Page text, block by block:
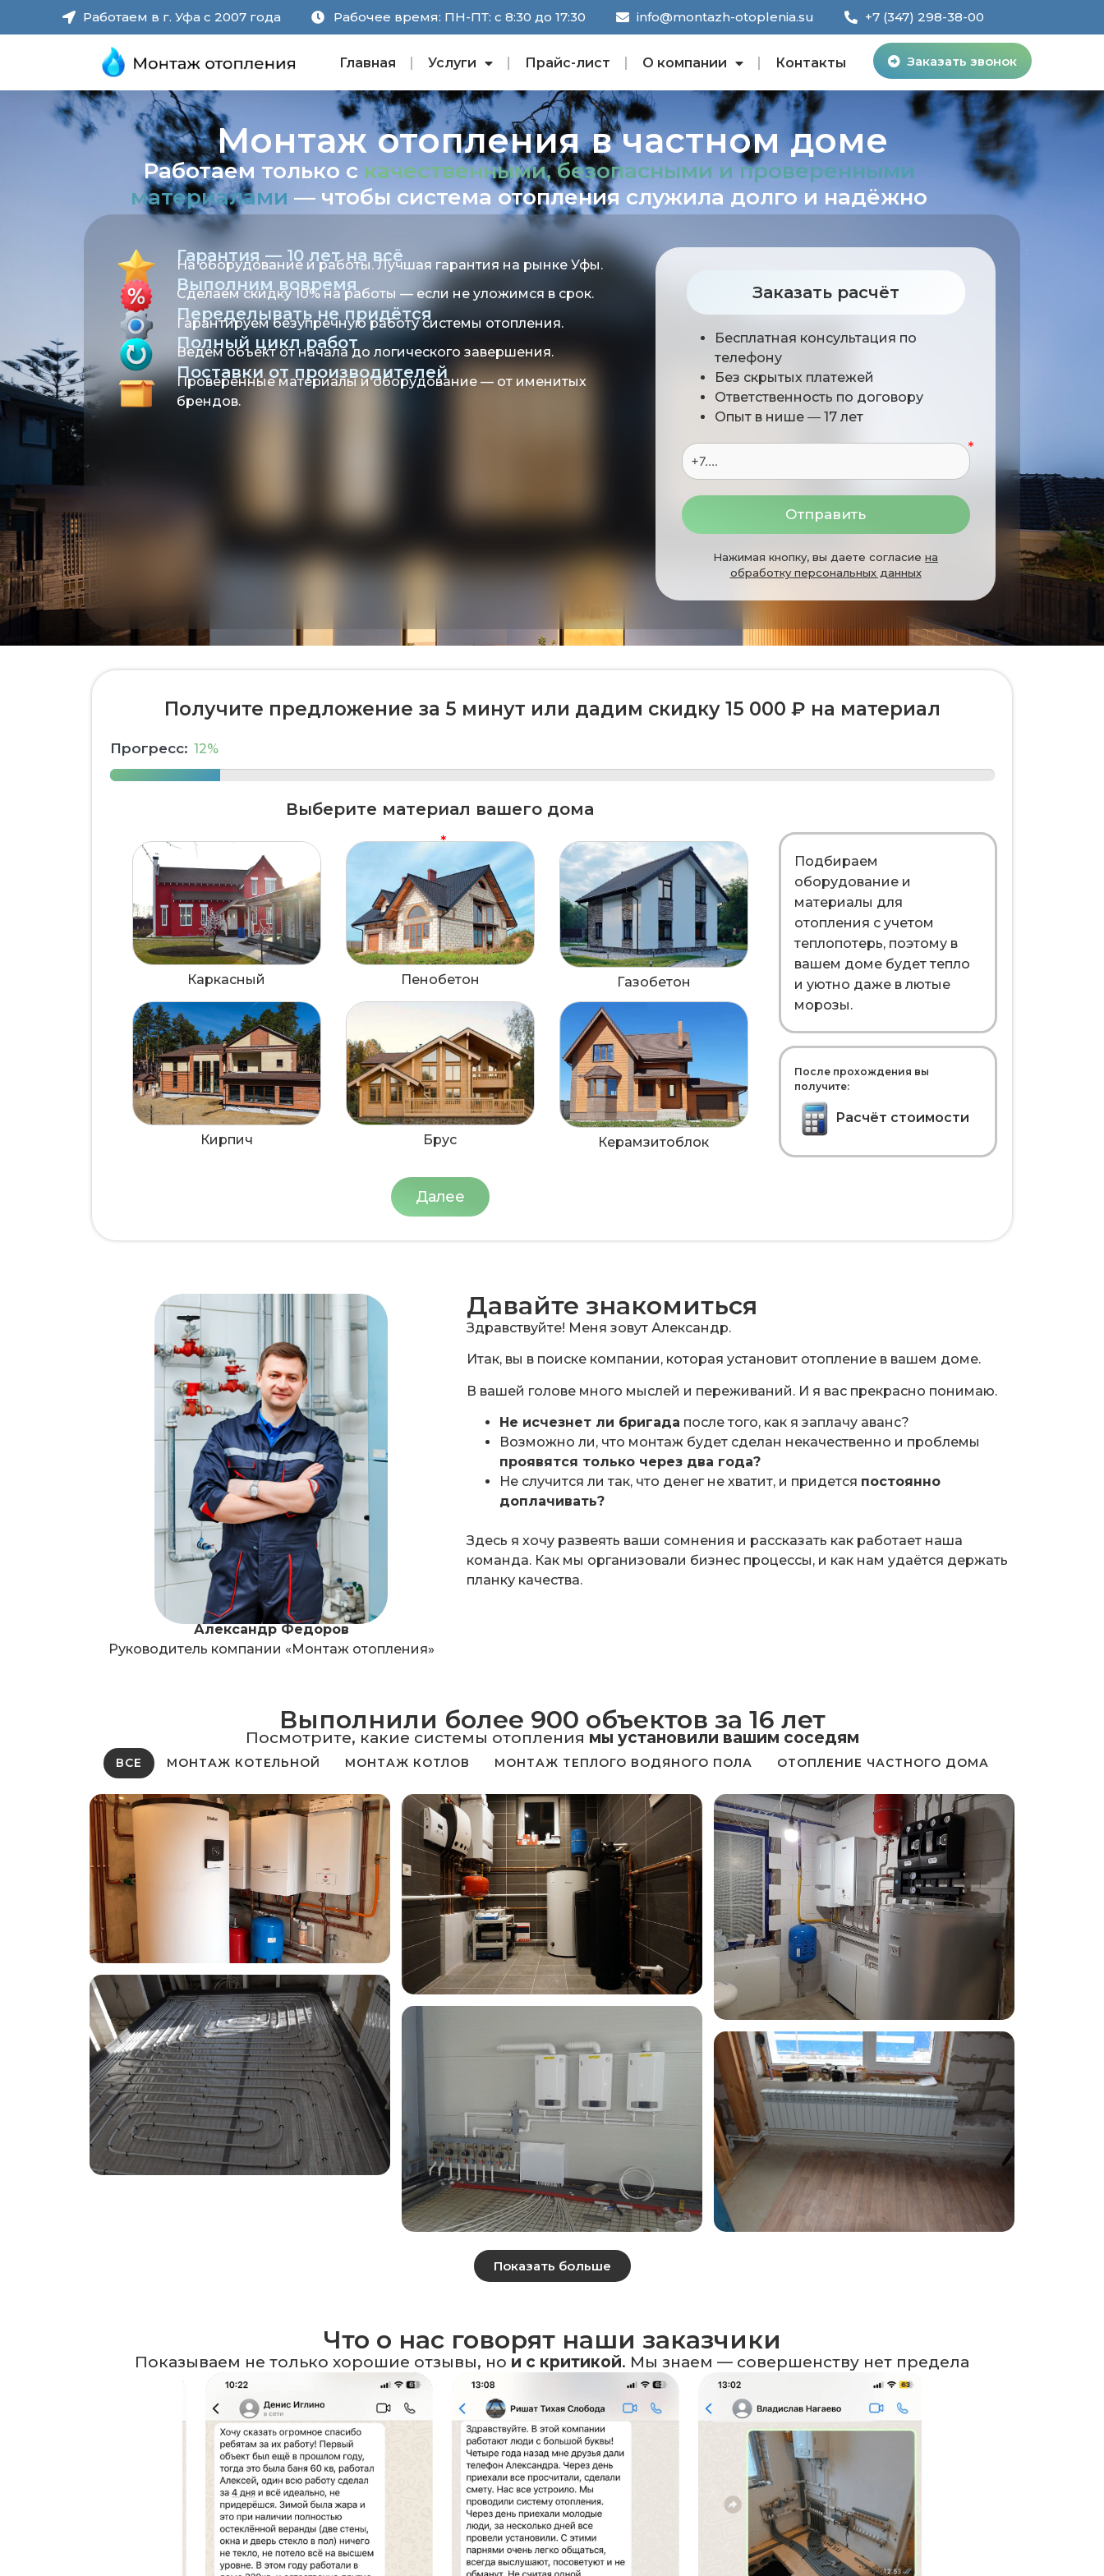
Работаем в г. Уфа с 2007 года Рабочее время: ПН-ПТ: с 8:30 до 17:30 info@montazh-otoplenia.su +7 (347) 298-38-00
Главная Услуги Прайс-лист О компании Контакты Заказать звонок
Монтаж отопления в частном доме
Работаем только с качественными, безопасными и проверенными
материалами — чтобы система отопления служила долго и надёжно
Гарантия — 10 лет на всё
На оборудование и работы. Лучшая гарантия на рынке Уфы.
Выполним вовремя
Сделаем скидку 10% на работы — если не уложимся в срок.
Переделывать не придётся
Гарантируем безупречную работу системы отопления.
Полный цикл работ
Ведём объект от начала до логического завершения.
Поставки от производителей
Проверенные материалы и оборудование — от именитых
брендов.
Заказать расчёт
Бесплатная консультация по
телефону
Без скрытых платежей
Ответственность по договору
Опыт в нише —17 лет
Отправить
Нажимая кнопку, вы даете согласие на
обработку персональных данных
Получите предложение за 5 минут или дадим скидку 15 000 ₽ на материал
Прогресс: 12%
Выберите материал вашего дома
Каркасный Пенобетон Газобетон
Кирпич Брус Керамзитоблок
Далее
Подбираем
оборудование и
материалы для
отопления с учетом
теплопотерь, поэтому в
вашем доме будет тепло
и уютно даже в лютые
морозы.
После прохождения вы
получите:
Расчёт стоимости
Александр Федоров
Руководитель компании «Монтаж отопления»
Давайте знакомиться
Здравствуйте! Меня зовут Александр.
Итак, вы в поиске компании, которая установит отопление в вашем доме.
В вашей голове много мыслей и переживаний. И я вас прекрасно понимаю.
Не исчезнет ли бригада после того, как я заплачу аванс?
Возможно ли, что монтаж будет сделан некачественно и проблемы
проявятся только через два года?
Не случится ли так, что денег не хватит, и придется постоянно
доплачивать?
Здесь я хочу развеять ваши сомнения и рассказать как работает наша
команда. Как мы организовали бизнес процессы, и как нам удаётся держать
планку качества.
Выполнили более 900 объектов за 16 лет
Посмотрите, какие системы отопления мы установили вашим соседям
ВСЕ МОНТАЖ КОТЕЛЬНОЙ МОНТАЖ КОТЛОВ МОНТАЖ ТЕПЛОГО ВОДЯНОГО ПОЛА ОТОПЛЕНИЕ ЧАСТНОГО ДОМА
Показать больше
Что о нас говорят наши заказчики
Показываем не только хорошие отзывы, но и с критикой. Мы знаем — совершенству нет предела